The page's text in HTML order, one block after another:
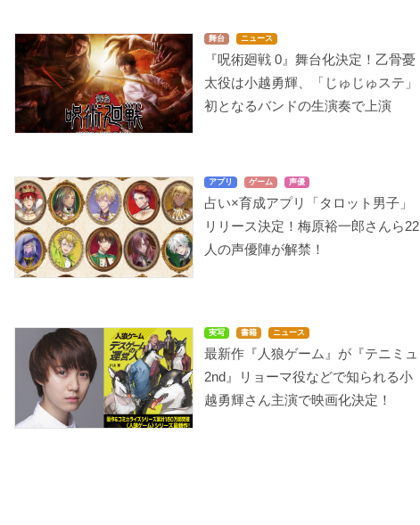
舞台 ニュース
『呪術廻戦 0』舞台化決定！乙骨憂
太役は小越勇輝、「じゅじゅステ」
初となるバンドの生演奏で上演
アプリ ゲーム 声優
占い×育成アプリ「タロット男子」
リリース決定！梅原裕一郎さんら22
人の声優陣が解禁！
実写 書籍 ニュース
最新作『人狼ゲーム』が『テニミュ
2nd』リョーマ役などで知られる小
越勇輝さん主演で映画化決定！